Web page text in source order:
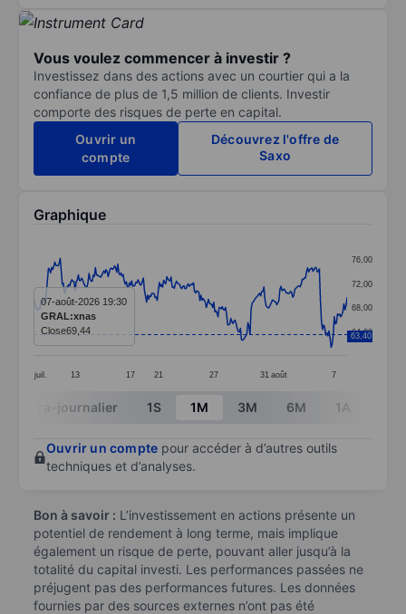
Vous voulez commencer à investir ?
Investissez dans des actions avec un courtier qui a la
confiance de plus de 1,5 million de clients. Investir
comporte des risques de perte en capital.
Ouvrir un
compte
Découvrez l'offre de
Saxo
Graphique
Line chart with 295 data points.
The chart has 1 X axis displaying categories.
The chart has 1 Y axis displaying values. Data ranges
juil. 13 17 21 27 31 août 7
64,00
68,00
72,00
76,00
63,40
07-août-2026 19:30
GRAL:xnas
Close69,44
End of interactive chart.
Intra-journalier 1S 1M 3M 6M 1A
Ouvrir un compte pour accéder à d’autres outils
techniques et d’analyses.
Bon à savoir : L’investissement en actions présente un
potentiel de rendement à long terme, mais implique
également un risque de perte, pouvant aller jusqu’à la
totalité du capital investi. Les performances passées ne
préjugent pas des performances futures. Les données
fournies par des sources externes n’ont pas été